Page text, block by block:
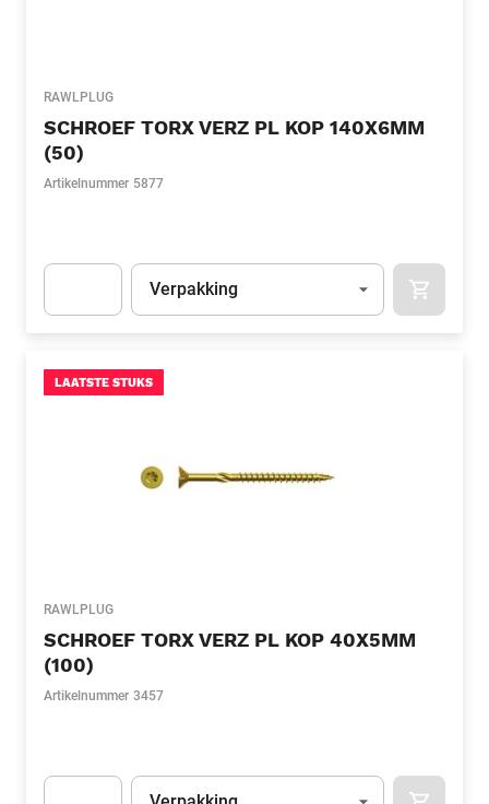
RAWLPLUG
SCHROEF TORX VERZ PL KOP 140X6MM
(50)
Artikelnummer 5877
Eenheid
Verpakking
LAATSTE STUKS
RAWLPLUG
SCHROEF TORX VERZ PL KOP 40X5MM
(100)
Artikelnummer 3457
Eenheid